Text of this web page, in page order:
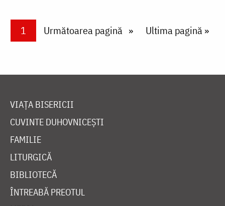
PaginareCurrent page
1 Next page
Următoarea pagină Last page
Ultima pagină »
VIAȚA BISERICII
CUVINTE DUHOVNICEȘTI
FAMILIE
LITURGICĂ
BIBLIOTECĂ
ÎNTREABĂ PREOTUL